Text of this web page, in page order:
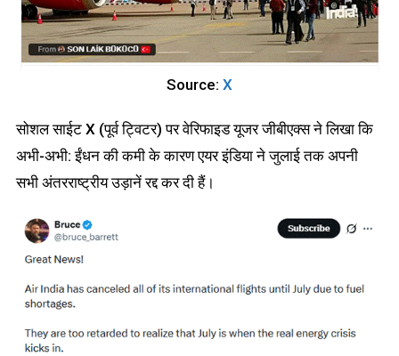
Source: X
सोशल साईट X (पूर्व ट्विटर) पर वेरिफाइड यूजर जीबीएक्स ने लिखा कि
अभी-अभी: ईंधन की कमी के कारण एयर इंडिया ने जुलाई तक अपनी
सभी अंतरराष्ट्रीय उड़ानें रद्द कर दी हैं।